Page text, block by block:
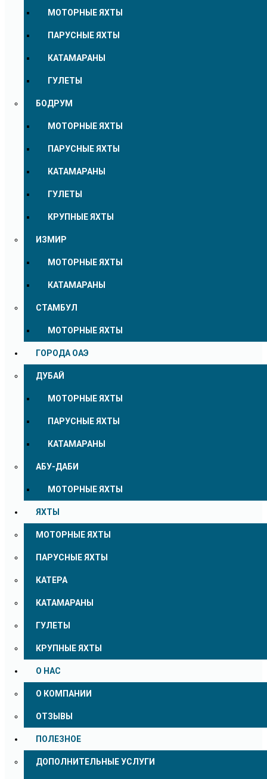
МОТОРНЫЕ ЯХТЫ
ПАРУСНЫЕ ЯХТЫ
КАТАМАРАНЫ
ГУЛЕТЫ
БОДРУМ
МОТОРНЫЕ ЯХТЫ
ПАРУСНЫЕ ЯХТЫ
КАТАМАРАНЫ
ГУЛЕТЫ
КРУПНЫЕ ЯХТЫ
ИЗМИР
МОТОРНЫЕ ЯХТЫ
КАТАМАРАНЫ
СТАМБУЛ
МОТОРНЫЕ ЯХТЫ
ГОРОДА ОАЭ
ДУБАЙ
МОТОРНЫЕ ЯХТЫ
ПАРУСНЫЕ ЯХТЫ
КАТАМАРАНЫ
АБУ-ДАБИ
МОТОРНЫЕ ЯХТЫ
ЯХТЫ
МОТОРНЫЕ ЯХТЫ
ПАРУСНЫЕ ЯХТЫ
КАТЕРА
КАТАМАРАНЫ
ГУЛЕТЫ
КРУПНЫЕ ЯХТЫ
О НАС
О КОМПАНИИ
ОТЗЫВЫ
ПОЛЕЗНОЕ
ДОПОЛНИТЕЛЬНЫЕ УСЛУГИ